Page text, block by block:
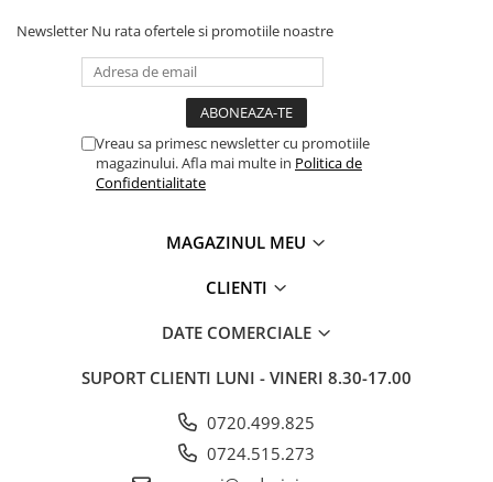
Newsletter Nu rata ofertele si promotiile noastre
Vreau sa primesc newsletter cu promotiile
magazinului. Afla mai multe in Politica de
Confidentialitate
MAGAZINUL MEU
CLIENTI
DATE COMERCIALE
SUPORT CLIENTI LUNI - VINERI 8.30-17.00
0720.499.825
0724.515.273